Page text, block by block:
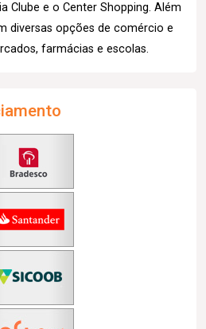
Clube e o Center Shopping. Além
diversas opções de comércio e
farmácias e escolas.